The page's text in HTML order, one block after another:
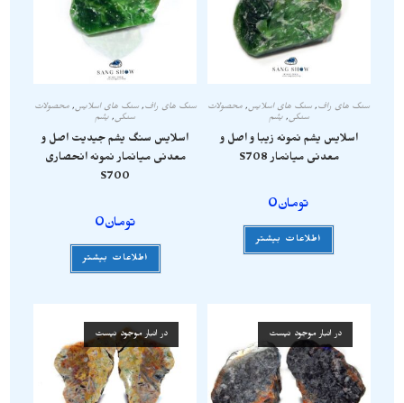
سنگ های راف, سنگ های اسلایس, محصولات
سنگی,یشم
اسلایس یشم نمونه زیبا و اصل و
معدنی میانمار S708
تومان0
اطلاعات بیشتر
سنگ های راف,سنگ های اسلایس,محصولات
سنگی, یشم
اسلایس سنگ یشم جیدیت اصل و
معدنی میانمار نمونه انحصاری
S700
تومان0
اطلاعات بیشتر
در انبار موجود نیست در انبار موجود نیست